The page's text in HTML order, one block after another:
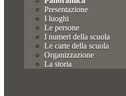
Presentazione
I luoghi
Le persone
I numeri della scuola
Le carte della scuola
Organizzazione
La storia